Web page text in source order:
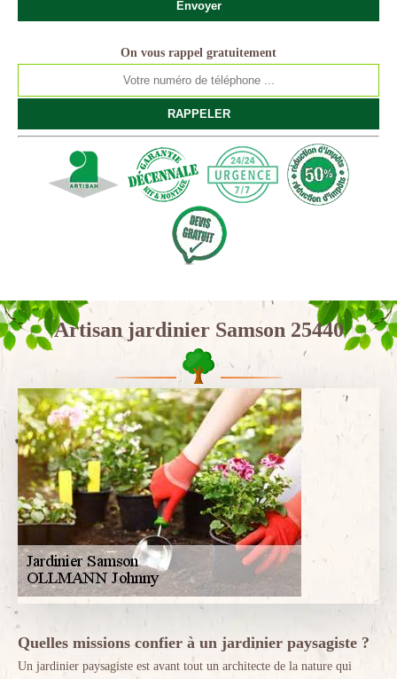
On vous rappel gratuitement
Artisan jardinier Samson 25440
Quelles missions confier à un jardinier paysagiste ?
Un jardinier paysagiste est avant tout un architecte de la nature qui